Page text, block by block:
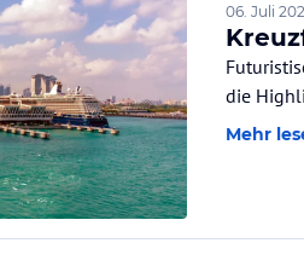
06. Juli
die
Mehr